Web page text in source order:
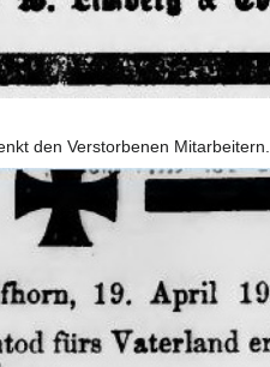
den Verstorbenen Mitarbeitern.